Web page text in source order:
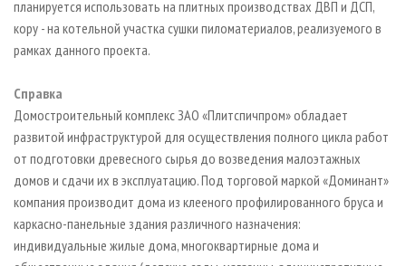
планируется использовать на плитных производствах ДВП и ДСП,
кору - на котельной участка сушки пиломатериалов, реализуемого в
рамках данного проекта.
Справка
Домостроительный комплекс ЗАО «Плитспичпром» обладает
развитой инфраструктурой для осуществления полного цикла работ
от подготовки древесного сырья до возведения малоэтажных
домов и сдачи их в эксплуатацию. Под торговой маркой «Доминант»
компания производит дома из клееного профилированного бруса и
каркасно-панельные здания различного назначения:
индивидуальные жилые дома, многоквартирные дома и